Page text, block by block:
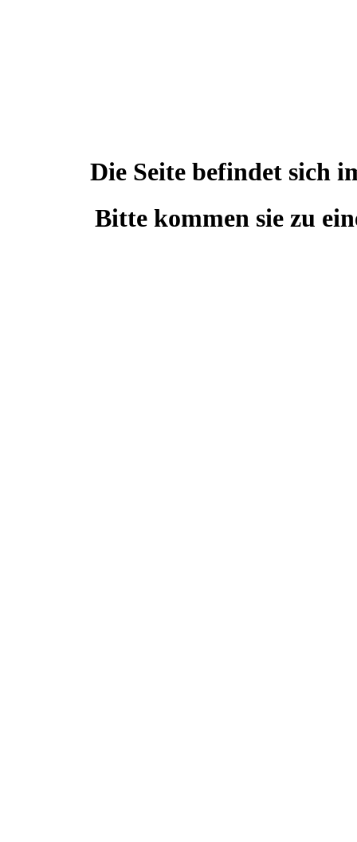
Die Seite befindet sich
Bitte kommen sie zu